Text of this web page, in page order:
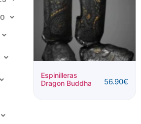
Espinilleras
Dragon Buddha
56.90€